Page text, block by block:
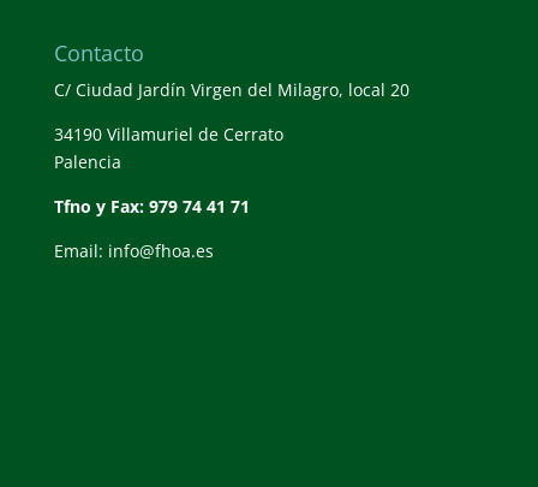
Contacto
C/ Ciudad Jardín Virgen del Milagro, local 20
34190 Villamuriel de Cerrato
Palencia
Tfno y Fax: 979 74 41 71
Email: info@fhoa.es